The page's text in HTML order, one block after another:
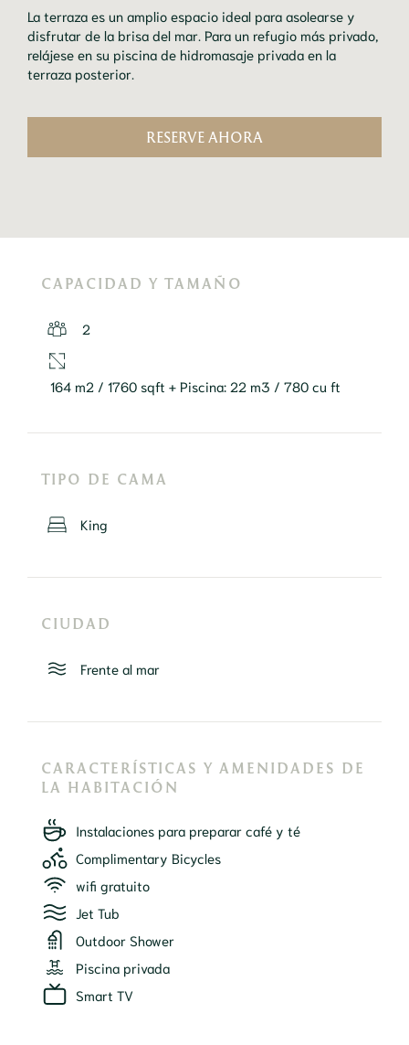
La terraza es un amplio espacio ideal para asolearse y
disfrutar de la brisa del mar. Para un refugio más privado,
relájese en su piscina de hidromasaje privada en la
terraza posterior.
RESERVE AHORA
CAPACIDAD Y TAMAÑO
2
164 m2 / 1760 sqft + Piscina: 22 m3 / 780 cu ft
TIPO DE CAMA
King
CIUDAD
Frente al mar
CARACTERÍSTICAS Y AMENIDADES DE
LA HABITACIÓN
Instalaciones para preparar café y té
Complimentary Bicycles
wifi gratuito
Jet Tub
Outdoor Shower
Piscina privada
Smart TV